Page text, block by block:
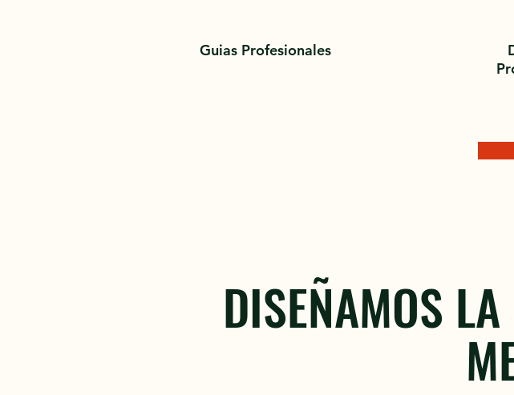
Guias Profesionales
DISEÑAMOS